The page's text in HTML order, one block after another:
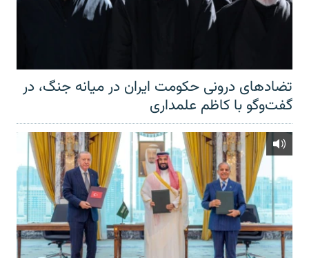
تضادهای درونی حکومت ایران در میانه جنگ، در
گفت‌‌وگو با کاظم علمداری